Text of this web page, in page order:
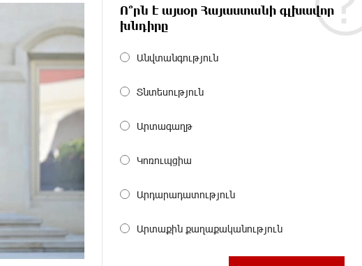
Ո՞րն է այսօր Հայաստանի գլխավոր
խնդիրը
Անվտանգություն
Տնտեսություն
Արտագաղթ
Կոռուպցիա
Արդարադատություն
Արտաքին քաղաքականություն